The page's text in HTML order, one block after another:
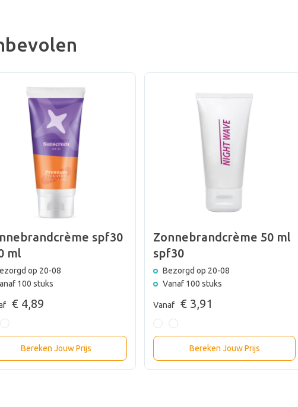
spf30
ml
op 20-08
100 stuks
€ 4,89
Bereken Jouw Prijs
Zonnebrandcrème 50 ml
spf30
Bezorgd op 20-08
Vanaf 100 stuks
Vanaf € 3,91
Bereken Jouw Prijs